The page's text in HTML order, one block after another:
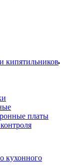
кипятильников
платы
кухонного